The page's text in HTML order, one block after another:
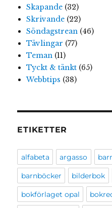
Skapande(32)
Skrivande(22)
Söndagstrean(46)
Tävlingar (77)
Teman(11)
Tyckt & tänkt(65)
Webbtips (38)
ETIKETTER
alfabeta argasso
barnböcker bilderbok
bokförlaget opal